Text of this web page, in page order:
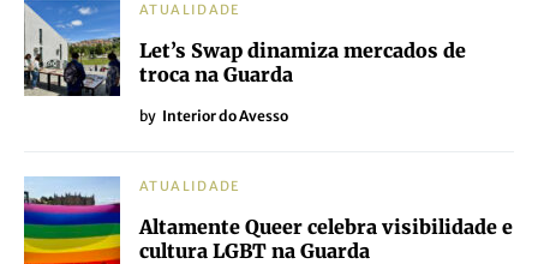
ATUALIDADE
Let’s Swap dinamiza mercados de
troca na Guarda
by Interior do Avesso
ATUALIDADE
Altamente Queer celebra visibilidade e
cultura LGBT na Guarda